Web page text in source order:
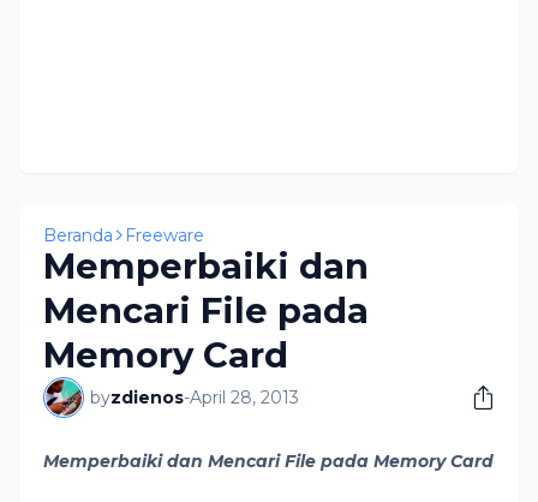
Beranda Freeware
Memperbaiki dan
Mencari File pada
Memory Card
byzdienos-April 28, 2013
Memperbaiki dan Mencari File pada Memory Card